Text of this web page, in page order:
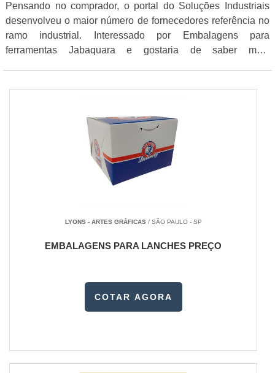
Pensando no comprador, o portal do Soluções Industriais
desenvolveu o maior número de fornecedores referência no
ramo industrial. Interessado por Embalagens para
ferramentas Jabaquara e gostaria de saber mais
LYONS - ARTES GRÁFICAS/ SÃO PAULO - SP
EMBALAGENS PARA LANCHES PREÇO
COTAR AGORA